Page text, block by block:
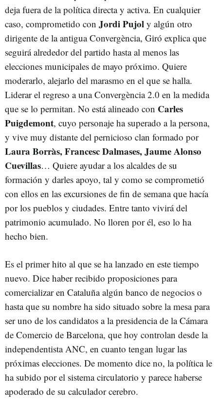
deja fuera de la política directa y activa. En cualquier
caso, comprometido con Jordi Pujol y algún otro
dirigente de la antigua Convergència, Giró explica que
seguirá alrededor del partido hasta al menos las
elecciones municipales de mayo próximo. Quiere
moderarlo, alejarlo del marasmo en el que se halla.
Liderar el regreso a una Convergència 2.0 en la medida
que se lo permitan. No está alineado con Carles
Puigdemont, cuyo personaje ha superado a la persona,
y vive muy distante del pernicioso clan formado por
Laura Borràs, Francesc Dalmases, Jaume Alonso
Cuevillas… Quiere ayudar a los alcaldes de su
formación y darles apoyo, tal y como se comprometió
con ellos en las excursiones de fin de semana que hacía
por los pueblos y ciudades. Entre tanto vivirá del
patrimonio acumulado. No lloren por él, eso lo ha
hecho bien.
Es el primer hito al que se ha lanzado en este tiempo
nuevo. Dice haber recibido proposiciones para
comercializar en Cataluña algún banco de negocios o
hasta que su nombre ha sido situado sobre la mesa para
ser uno de los candidatos a la presidencia de la Cámara
de Comercio de Barcelona, que hoy controlan desde la
independentista ANC, en cuanto tengan lugar las
próximas elecciones. De momento dice no, la política le
ha subido por el sistema circulatorio y parece haberse
apoderado de su calculador cerebro.